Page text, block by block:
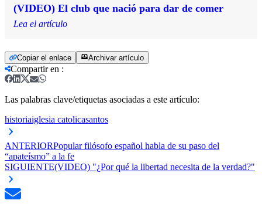
(VIDEO) El club que nació para dar de comer
Lea el artículo
Copiar el enlace Archivar artículo
Compartir en :
Las palabras clave/etiquetas asociadas a este artículo:
historiaiglesia catolicasantos
ANTERIORPopular filósofo español habla de su paso del
“apateísmo” a la fe
SIGUIENTE(VIDEO) "¿Por qué la libertad necesita de la verdad?"